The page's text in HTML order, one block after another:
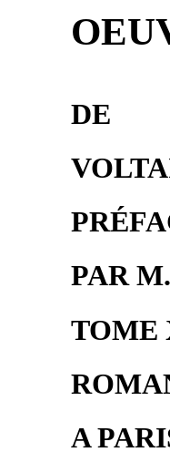
DE
PAR
TOME
A